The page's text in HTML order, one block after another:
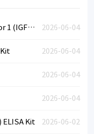
2026-06-04
Canine Insulin Like Growth Factor 1 (IGF1) ELISA Kit
2026-06-04
2026-06-04
2026-06-04
2026-06-02
ELISA Kit